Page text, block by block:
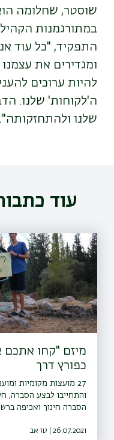
שוסטר, שחלומה
במתורגמנות
התפקיד, "כל עוד
ומגדירים את
להיות ערוכים
ה'לקוחות' שלנו.
שלנו ולהתחזקותה".
עוד
מיזם "קחו אתכם
כפורץ דרך
27 מועצות מקומיות
והתחייבו לבצע הסברה,
26.07.2021 | טז אב